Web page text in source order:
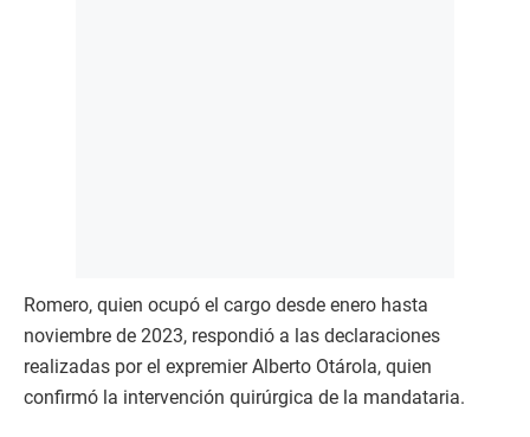
Romero, quien ocupó el cargo desde enero hasta
noviembre de 2023, respondió a las declaraciones
realizadas por el expremier Alberto Otárola, quien
confirmó la intervención quirúrgica de la mandataria.